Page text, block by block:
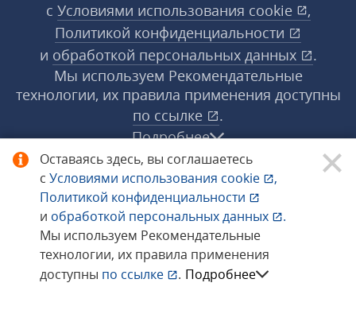
Оставаясь здесь, вы соглашаетесь
с Условиями использования cookie
,
Политикой конфиденциальности
и обработкой персональных данных
.
Мы используем Рекомендательные
технологии, их правила применения
доступны по ссылке . Подробнее
с Условиями использования cookie
,
Политикой конфиденциальности
и обработкой персональных данных
.
Мы используем Рекомендательные
технологии, их правила применения доступны
по ссылке
.
Подробнее
© 1998−2026 «1С‑Рарус» ®. Все права
защищены.
Сообщить об ошибке